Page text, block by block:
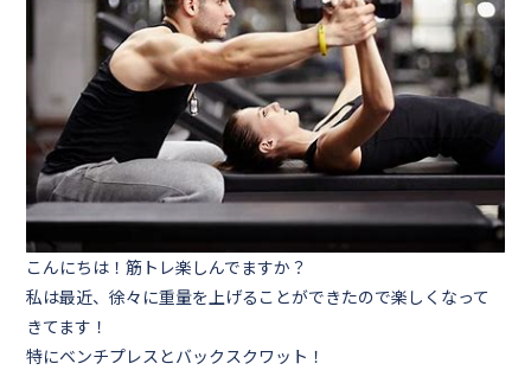
こんにちは！筋トレ楽しんでますか？
私は最近、徐々に重量を上げることができたので楽しくなって
きてます！
特にベンチプレスとバックスクワット！